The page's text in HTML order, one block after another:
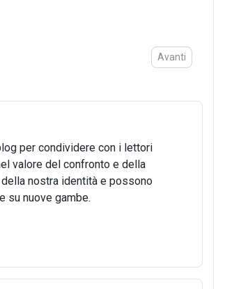
Articolo
Avanti
per condividere con i lettori
valore del confronto e della
nostra identità e possono
su nuove gambe.